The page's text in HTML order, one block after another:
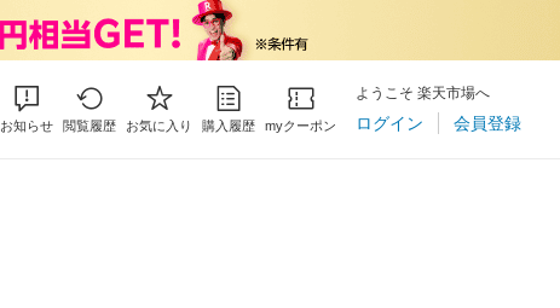
お知らせ 閲覧履歴 お気に入り 購入履歴 myクーポン
ようこそ 楽天市場へ
ログイン 会員登録